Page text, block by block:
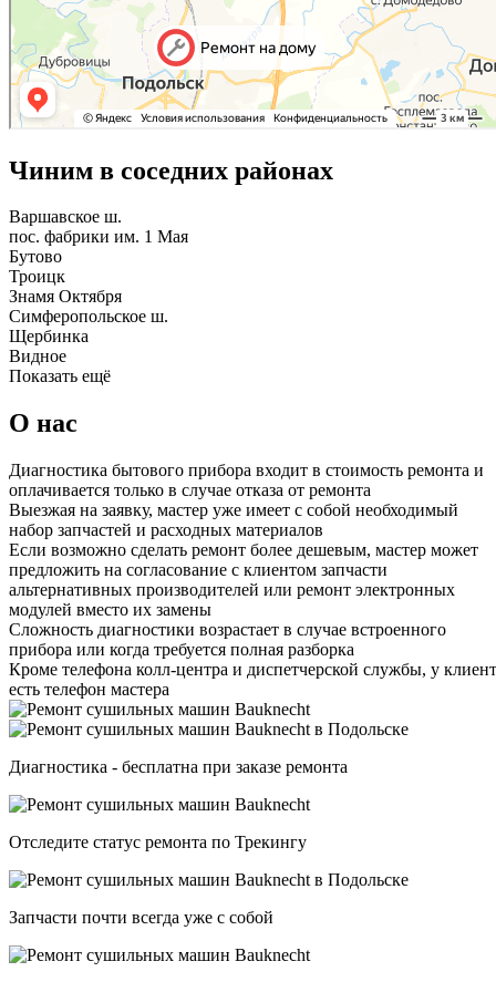
Чиним в соседних районах
Варшавское ш.
пос. фабрики им. 1 Мая
Бутово
Троицк
Знамя Октября
Симферопольское ш.
Щербинка
Видное
Показать ещё
О нас
Диагностика бытового прибора входит в стоимость ремонта и
оплачивается только в случае отказа от ремонта
Выезжая на заявку, мастер уже имеет с собой необходимый
набор запчастей и расходных материалов
Если возможно сделать ремонт более дешевым, мастер может
предложить на согласование с клиентом запчасти
альтернативных производителей или ремонт электронных
модулей вместо их замены
Сложность диагностики возрастает в случае встроенного
прибора или когда требуется полная разборка
Кроме телефона колл-центра и диспетчерской службы, у
есть телефон мастера
Диагностика - бесплатна при заказе ремонта
Отследите статус ремонта по Трекингу
Запчасти почти всегда уже с собой